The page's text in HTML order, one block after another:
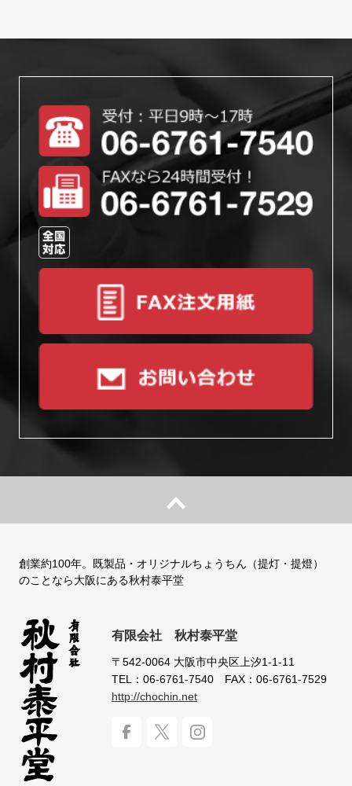
創業約100年。既製品・オリジナルちょうちん（提灯・提燈）
のことなら大阪にある秋村泰平堂
有限会社 秋村泰平堂
〒542-0064 大阪市中央区上汐1-1-11
TEL：06-6761-7540 FAX：06-6761-7529
http://chochin.net